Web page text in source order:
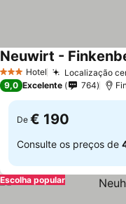
3 EstrelasHotel Localização
Neuwirt -
9,0 Excelente 764
De € 190
Consulte os preços de
Escolha popular